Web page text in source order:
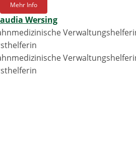
Mehr Info
Wersing